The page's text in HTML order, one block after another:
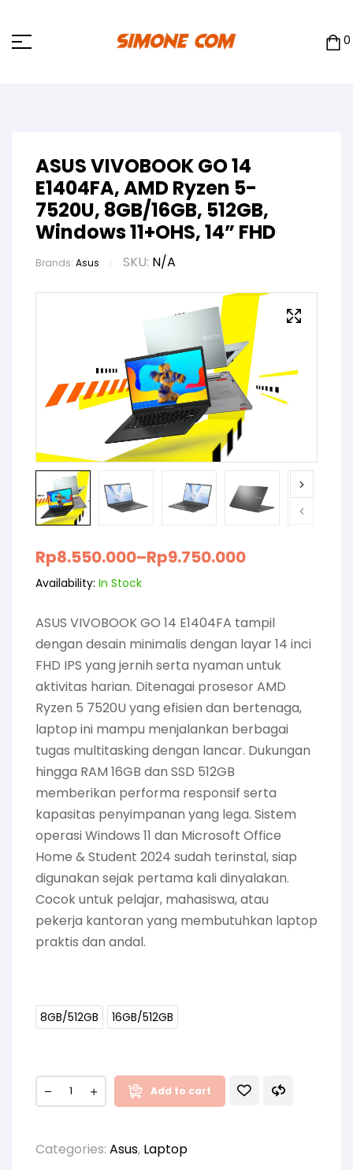
0
ASUS VIVOBOOK GO 14
E1404FA, AMD Ryzen 5-
7520U, 8GB/16GB, 512GB,
Windows 11+OHS, 14” FHD
Brands: Asus SKU: N/A
Rp8.550.000–Rp9.750.000
Availability: In Stock
ASUS VIVOBOOK GO 14 E1404FA tampil
dengan desain minimalis dengan layar 14 inci
FHD IPS yang jernih serta nyaman untuk
aktivitas harian. Ditenagai prosesor AMD
Ryzen 5 7520U yang efisien dan bertenaga,
laptop ini mampu menjalankan berbagai
tugas multitasking dengan lancar. Dukungan
hingga RAM 16GB dan SSD 512GB
memberikan performa responsif serta
kapasitas penyimpanan yang lega. Sistem
operasi Windows 11 dan Microsoft Office
Home & Student 2024 sudah terinstal, siap
digunakan sejak pertama kali dinyalakan.
Cocok untuk pelajar, mahasiswa, atau
pekerja kantoran yang membutuhkan laptop
praktis dan andal.
8GB/512GB 16GB/512GB
Add to cart
Categories: Asus, Laptop